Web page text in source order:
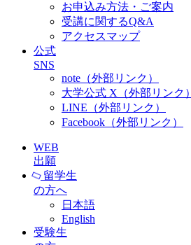
お申込み方法・ご案内
受講に関するQ&A
アクセスマップ
公式
SNS
note（外部リンク）
大学公式 X（外部リンク）
LINE（外部リンク）
Facebook（外部リンク）
WEB
出願
留学生
の方へ
日本語
English
受験生